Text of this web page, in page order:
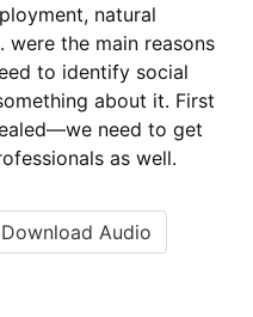
natural
the main reasons
to identify social
about it. First
need to get
as well.
Download Audio